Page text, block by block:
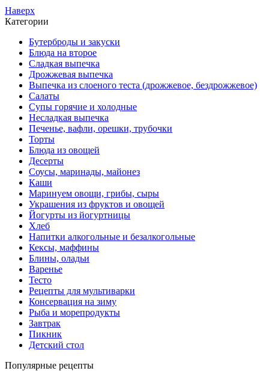
Наверх
Категории
Бутерброды и закуски
Блюда на второе
Сладкая выпечка
Дрожжевая выпечка
Выпечка из слоеного теста (дрожжевое, бездрожжевое)
Салаты
Супы горячие и холодные
Несладкая выпечка
Печенье, вафли, орешки, трубочки
Торты
Блюда из овощей
Десерты
Соусы, маринады, майонез
Каши
Маринуем овощи, грибы, сыры
Украшения из фруктов и овощей
Йогурты из йогуртницы
Хлеб
Напитки алкогольные и безалкогольные
Кексы, маффины
Блины, оладьи
Варенье
Тесто
Рецепты для мультиварки
Консервация на зиму
Рыба и морепродукты
Завтрак
Пикник
Детский стол
Популярные рецепты